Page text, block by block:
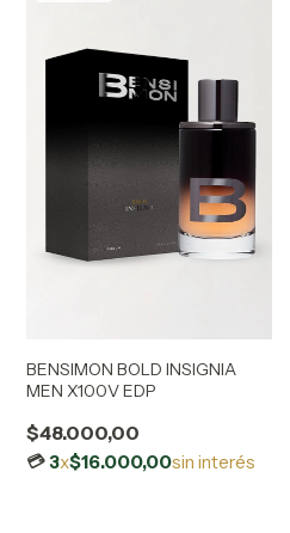
BENSIMON BOLD INSIGNIA
MEN X100V EDP
$48.000,00
3x$16.000,00sin interés